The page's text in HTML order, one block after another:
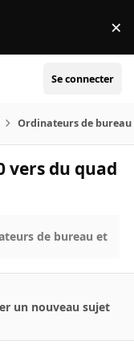
×
Se connecter
Ordinateurs de bureau
vers du quad
de bureau et
un nouveau sujet